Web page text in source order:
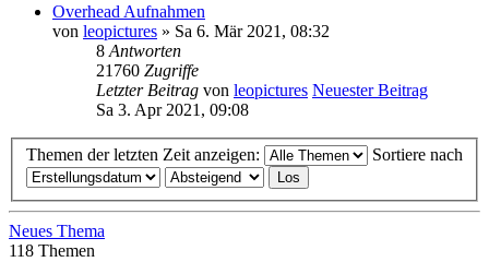
Overhead Aufnahmen
von leopictures » Sa 6. Mär 2021, 08:32
8 Antworten
21760 Zugriffe
Letzter Beitrag von leopictures Neuester Beitrag
Sa 3. Apr 2021, 09:08
Themen der letzten Zeit anzeigen: Sortiere nach
Neues Thema
118 Themen